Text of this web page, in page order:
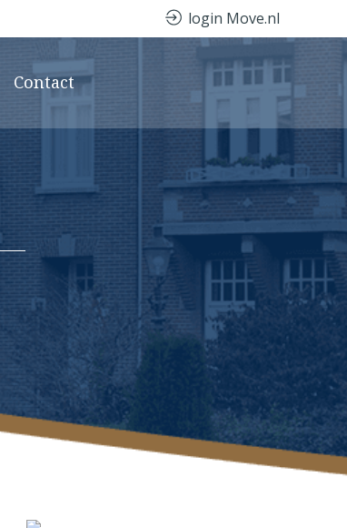
login Move.nl
Contact